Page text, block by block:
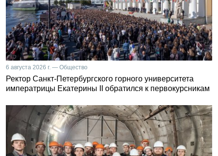
6 августа 2026 г. — Общество
Ректор Санкт-Петербургского горного университета
императрицы Екатерины II обратился к первокурсникам